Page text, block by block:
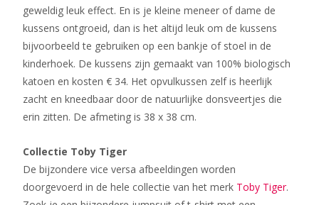
geweldig leuk effect. En is je kleine meneer of dame de
kussens ontgroeid, dan is het altijd leuk om de kussens
bijvoorbeeld te gebruiken op een bankje of stoel in de
kinderhoek. De kussens zijn gemaakt van 100% biologisch
katoen en kosten € 34. Het opvulkussen zelf is heerlijk
zacht en kneedbaar door de natuurlijke donsveertjes die
erin zitten. De afmeting is 38 x 38 cm.
Collectie Toby Tiger
De bijzondere vice versa afbeeldingen worden
doorgevoerd in de hele collectie van het merk Toby Tiger.